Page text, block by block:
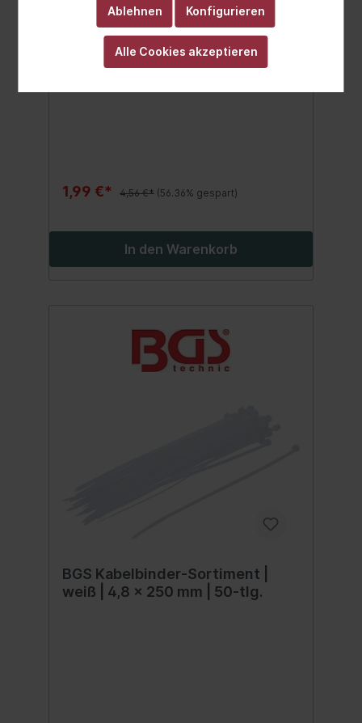
BGS Kabelbinder-Sortiment |
weiß | 4,8 x 250 mm | 50-tlg.
1,99 €* 4,56 €* (56.36% gespart)
In den Warenkorb
BGS Kabelbinder-Sortiment |
weiß | 4,8 x 250 mm | 50-tlg.
Ablehnen Konfigurieren
Alle Cookies akzeptieren